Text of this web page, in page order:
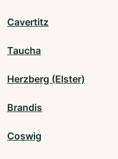
Cavertitz
Taucha
Herzberg (Elster)
Brandis
Coswig